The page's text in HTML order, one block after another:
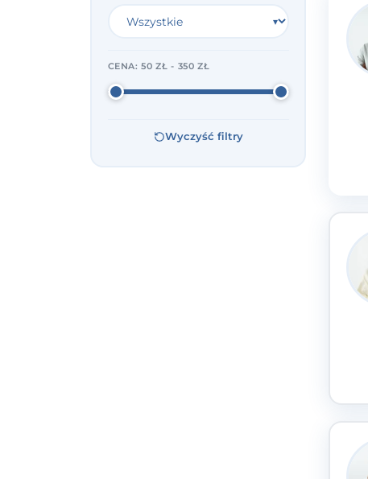
CENA:50 ZŁ - 350 ZŁ
Wyczyść filtry